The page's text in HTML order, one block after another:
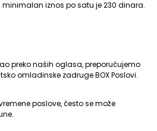
iznos po satu je 230 dinara.
preko naših oglasa, preporučujemo
omladinske zadruge BOX Poslovi.
poslove, često se može